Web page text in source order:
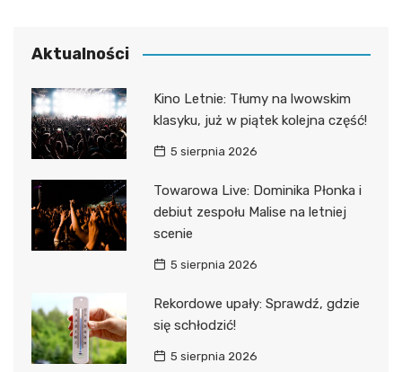
Aktualności
Kino Letnie: Tłumy na lwowskim
klasyku, już w piątek kolejna część!
5 sierpnia 2026
Towarowa Live: Dominika Płonka i
debiut zespołu Malise na letniej
scenie
5 sierpnia 2026
Rekordowe upały: Sprawdź, gdzie
się schłodzić!
5 sierpnia 2026